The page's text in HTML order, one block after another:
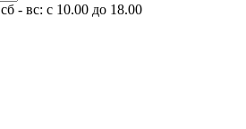
сб - вс: с 10.00 до 18.00